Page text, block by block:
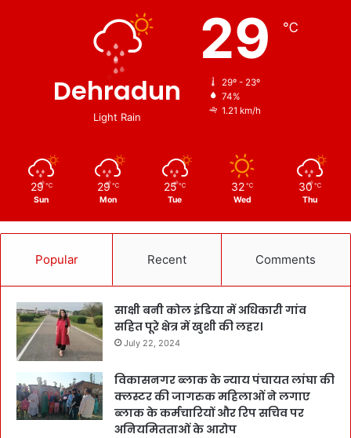
Dehradun
Light Rain
29 ℃
29º - 23º
74%
1.21 km/h
29 ℃
Sun
29 ℃
Mon
25 ℃
Tue
32 ℃
Wed
30 ℃
Thu
Popular Recent Comments
साक्षी बनी कोल इंडिया में अधिकारी गांव
सहित पूरे क्षेत्र में खुशी की लहर।
July 22, 2024
विकासनगर ब्लाक के न्याय पंचायत लांघा की
क्लस्टर की जागरुक महिलाओं ने लगाए
ब्लाक के कर्मचारियों और रिप सचिव पर
अनियमितताओं के आरोप